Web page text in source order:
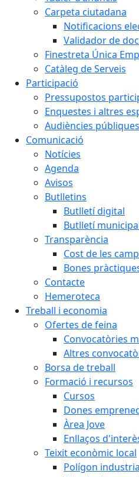
Carpeta ciutadana
Notificacions
Validador de
Finestreta Única
Catàleg de Serveis
Participació
Pressupostos
Enquestes i altres
Audiències públiques
Comunicació
Notícies
Agenda
Avisos
Butlletins
Butlletí digital
Butlletí
Transparència
Cost de les
Bones
Contacte
Hemeroteca
Treball i economia
Ofertes de feina
Convocatòries
Altres
Borsa de treball
Formació i recursos
Cursos
Dones
Àrea Jove
Enllaços
Teixit econòmic local
Polígon